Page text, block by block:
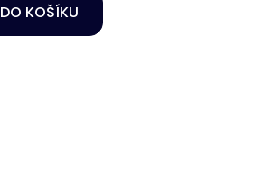
DO KOŠÍKU